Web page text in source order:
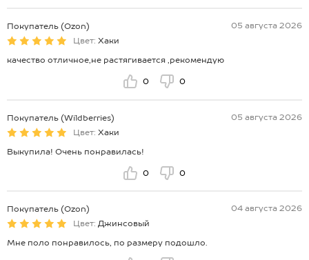
Покупатель (Ozon)
05 августа 2026
Цвет: Хаки
качество отличное,не растягивается ,рекомендую
0 0
Покупатель (Wildberries)
05 августа 2026
Цвет: Хаки
Выкупила! Очень понравилась!
0 0
Покупатель (Ozon)
04 августа 2026
Цвет: Джинсовый
Мне поло понравилось, по размеру подошло.